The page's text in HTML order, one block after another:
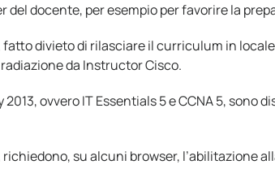
del docente, per esempio per favorire la
fatto divieto di rilasciare il curriculum in
da Instructor Cisco.
2013, ovvero IT Essentials 5 e CCNA 5,
su alcuni browser, l’abilitazione